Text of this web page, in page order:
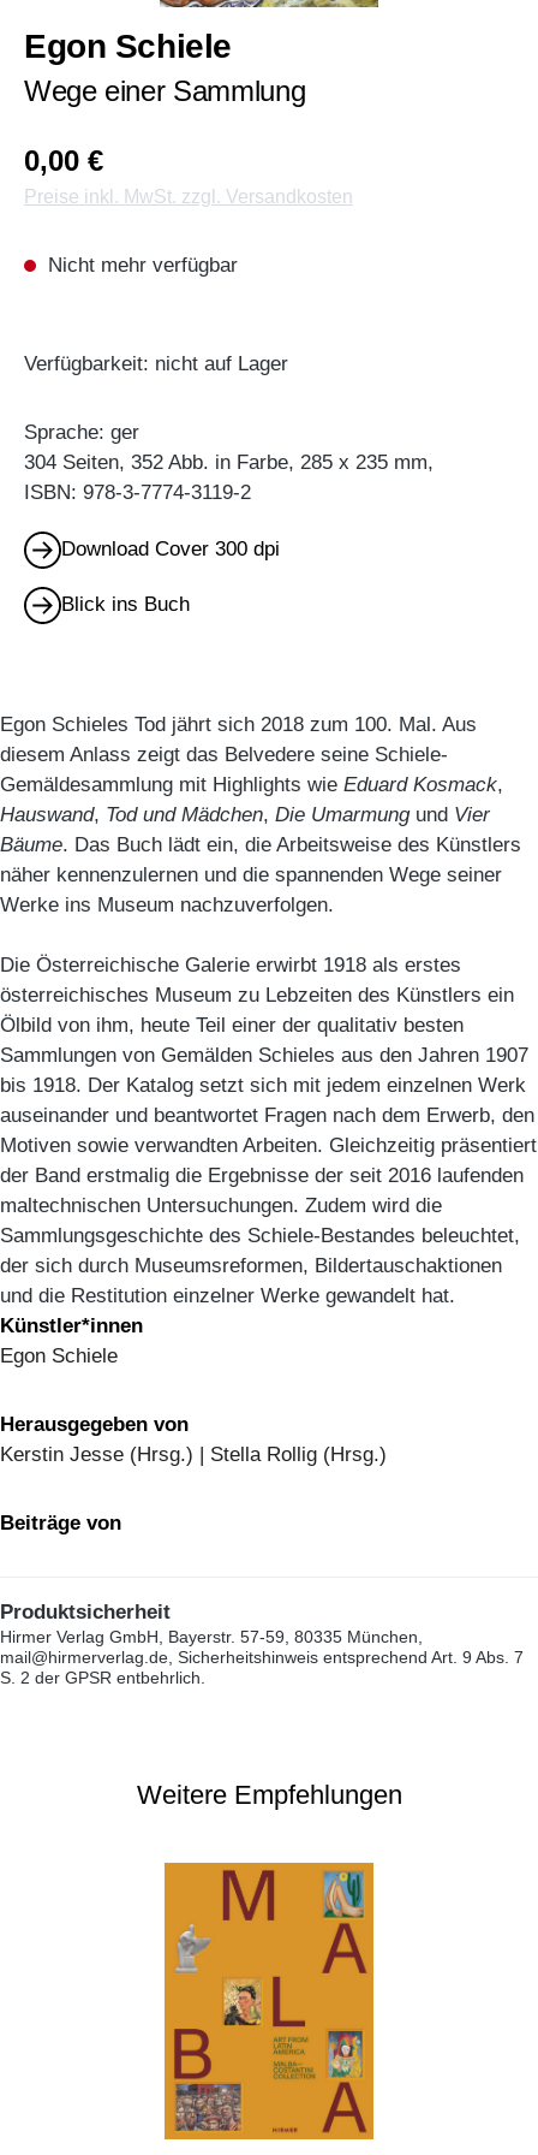
Egon Schiele
Wege einer Sammlung
0,00 €
Preise inkl. MwSt. zzgl. Versandkosten
Nicht mehr verfügbar
Verfügbarkeit: nicht auf Lager
Sprache: ger
304 Seiten, 352 Abb. in Farbe, 285 x 235 mm,
ISBN: 978-3-7774-3119-2
Download Cover 300 dpi
Blick ins Buch
Egon Schieles Tod jährt sich 2018 zum 100. Mal. Aus
diesem Anlass zeigt das Belvedere seine Schiele-
Gemäldesammlung mit Highlights wie Eduard Kosmack,
Hauswand, Tod und Mädchen, Die Umarmungund Vier
Bäume. Das Buch lädt ein, die Arbeitsweise des Künstlers
näher kennenzulernen und die spannenden Wege seiner
Werke ins Museum nachzuverfolgen.
Die Österreichische Galerie erwirbt 1918 als erstes
österreichisches Museum zu Lebzeiten des Künstlers ein
Ölbild von ihm, heute Teil einer der qualitativ besten
Sammlungen von Gemälden Schieles aus den Jahren 1907
bis 1918. Der Katalog setzt sich mit jedem einzelnen Werk
auseinander und beantwortet Fragen nach dem Erwerb, den
Motiven sowie verwandten Arbeiten. Gleichzeitig präsentiert
der Band erstmalig die Ergebnisse der seit 2016 laufenden
maltechnischen Untersuchungen. Zudem wird die
Sammlungsgeschichte des Schiele-Bestandes beleuchtet,
der sich durch Museumsreformen, Bildertauschaktionen
und die Restitution einzelner Werke gewandelt hat.
Künstler*innen
Egon Schiele
Herausgegeben von
Kerstin Jesse (Hrsg.) | Stella Rollig (Hrsg.)
Beiträge von
Produktsicherheit
Hirmer Verlag GmbH, Bayerstr. 57-59, 80335 München,
mail@hirmerverlag.de, Sicherheitshinweis entsprechend Art. 9 Abs. 7
S. 2 der GPSR entbehrlich.
Weitere Empfehlungen